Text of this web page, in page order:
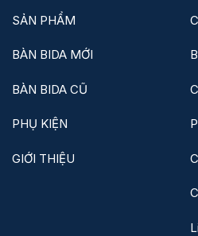
SẢN PHẨM
BÀN BIDA MỚI
BÀN BIDA CŨ
PHỤ KIỆN
GIỚI THIỆU